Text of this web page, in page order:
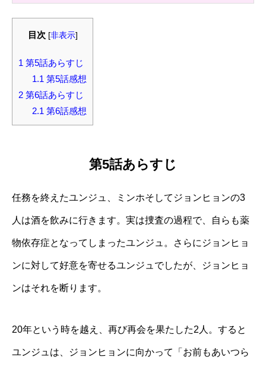
目次 [非表示]
1 第5話あらすじ
1.1 第5話感想
2 第6話あらすじ
2.1 第6話感想
第5話あらすじ
任務を終えたユンジュ、ミンホそしてジョンヒョンの3
人は酒を飲みに行きます。実は捜査の過程で、自らも薬
物依存症となってしまったユンジュ。さらにジョンヒョ
ンに対して好意を寄せるユンジュでしたが、ジョンヒョ
ンはそれを断ります。
20年という時を越え、再び再会を果たした2人。すると
ユンジュは、ジョンヒョンに向かって「お前もあいつら